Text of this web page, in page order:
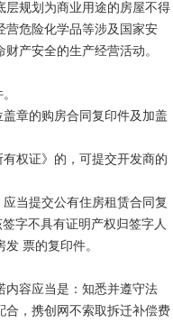
、填写《企业档案迁移申
办理变更登记手续；
更登记适用本规范。
《企业档案迁移申请表》
“与原件一致”并由公司签
层规划为商业用途的房屋不得
营危险化学品等涉及国家安
产安全的生产经营活动。
章的购房合同复印件及加盖
权证》的，可提交开发商的
当提交公有住房租赁合同复
字不具有证明产权归签字人
票的复印件。
内容应当是：知悉并遵守法
合，携创网不索取拆迁补偿费